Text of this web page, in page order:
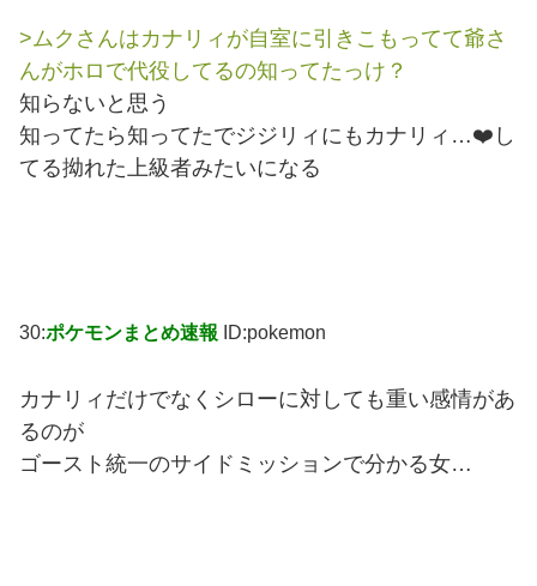
>ムクさんはカナリィが自室に引きこもってて爺さ
んがホロで代役してるの知ってたっけ？
知らないと思う
知ってたら知ってたでジジリィにもカナリィ…❤️し
てる拗れた上級者みたいになる
30:ポケモンまとめ速報 ID:pokemon
カナリィだけでなくシローに対しても重い感情があ
るのが
ゴースト統一のサイドミッションで分かる女…